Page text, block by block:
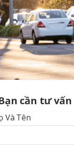
cần tư vấn
Và Tên